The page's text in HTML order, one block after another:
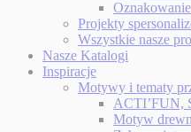
Oznakowanie
Projekty
Wszystkie nasze
Nasze Katalogi
Inspiracje
Motywy i tematy
ACTI’FUN,
Motyw